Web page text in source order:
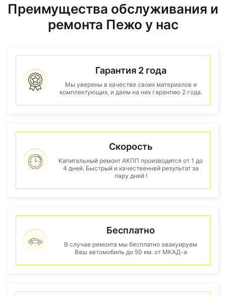
Преимущества обслуживания и
ремонта Пежо у нас
Гарантия 2 года
Мы уверены в качестве своих материалов и
комплектующих, и даем на них гарантию 2 года.
Скорость
Капитальный ремонт АКПП производится от 1 до
4 дней. Быстрый и качественнвй результат за
пару дней !
Бесплатно
В случае ремонта мы бесплатно эвакуируем
Ваш автомобиль до 50 км. от МКАД-а